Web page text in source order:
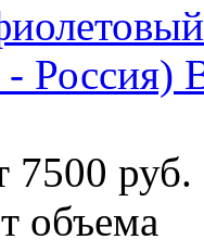
- Россия)
7500 руб.
объема